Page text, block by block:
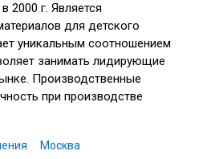
2000 г. Является
для детского
уникальным соотношением
занимать лидирующие
Производственные
при производстве
Москва